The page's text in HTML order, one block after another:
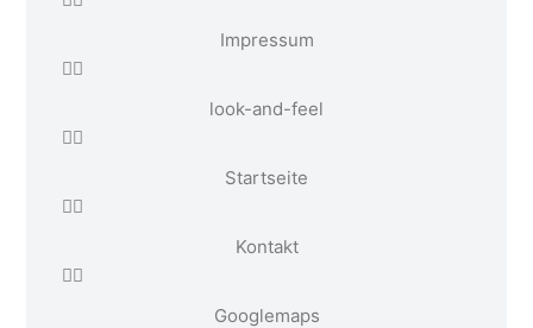
Impressum
look-and-feel
Startseite
Kontakt
Google maps